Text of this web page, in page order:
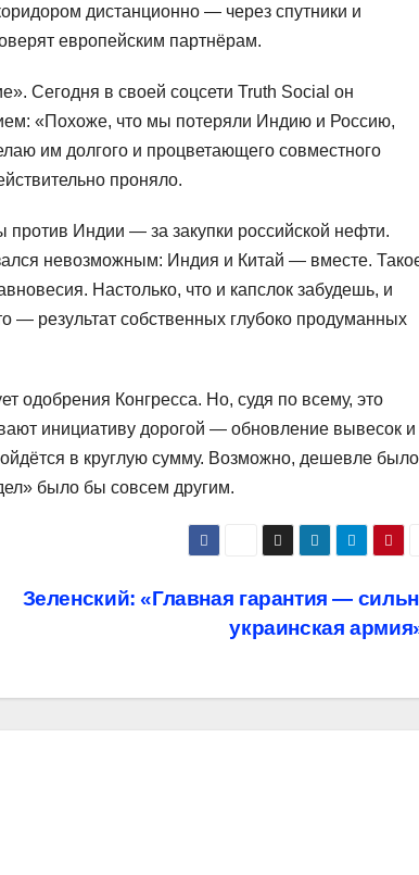
дистанционно — через спутники и
европейским партнёрам.
Сегодня в своей соцсети Truth Social он
«Похоже, что мы потеряли Индию и Россию,
им долгого и процветающего совместного
проняло.
Индии — за закупки российской нефти.
невозможным: Индия и Китай — вместе.
Настолько, что и капслок забудешь, и
— результат собственных глубоко продуманных
одобрения Конгресса. Но, судя по всему, это
инициативу дорогой — обновление вывесок и
в круглую сумму. Возможно, дешевле было
было бы совсем другим.
Зеленский: «Главная гарантия —
украинская